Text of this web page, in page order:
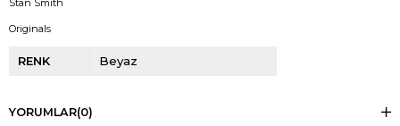
Stan Smith
Originals
RENK Beyaz
YORUMLAR(0)